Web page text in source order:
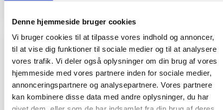
Denne hjemmeside bruger cookies
Vi bruger cookies til at tilpasse vores indhold og annoncer,
til at vise dig funktioner til sociale medier og til at analysere
vores trafik. Vi deler også oplysninger om din brug af vores
hjemmeside med vores partnere inden for sociale medier,
annonceringspartnere og analysepartnere. Vores partnere
kan kombinere disse data med andre oplysninger, du har